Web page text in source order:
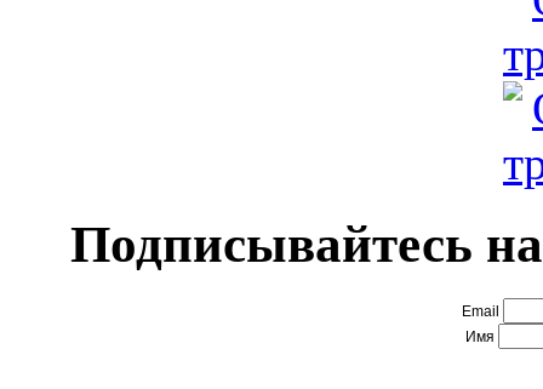
Подписывайтесь
Email
Имя